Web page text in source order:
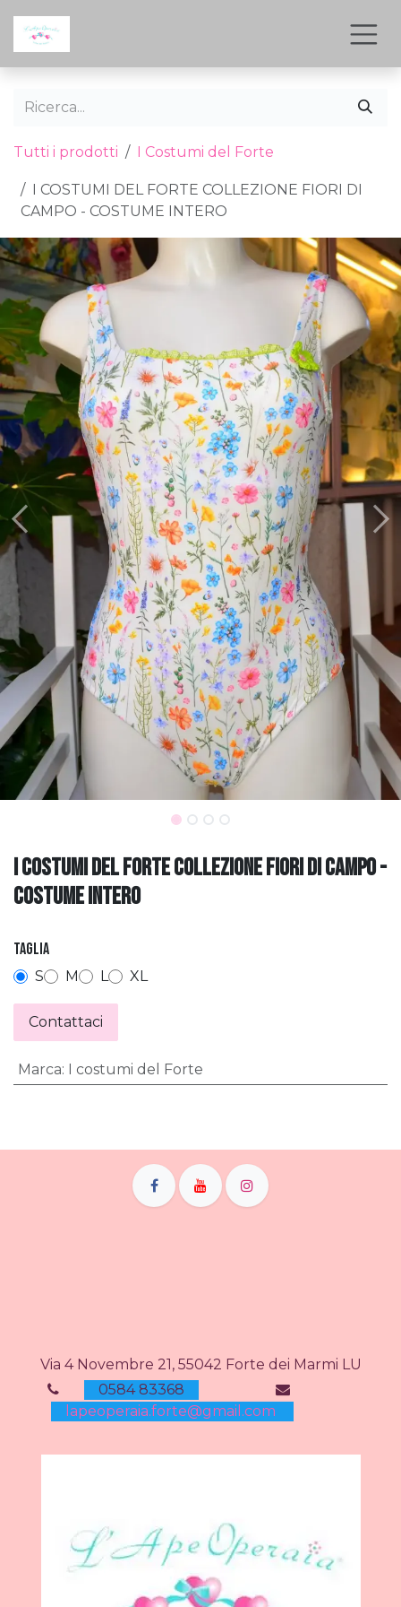
Tutti i prodotti I Costumi del Forte
I COSTUMI DEL FORTE COLLEZIONE FIORI DI
CAMPO - COSTUME INTERO
I COSTUMI DEL FORTE COLLEZIONE FIORI DI CAMPO -
COSTUME INTERO
Taglia
S M L XL
Contattaci
Marca: I costumi del Forte
Via 4 Novembre 21, 55042 Forte dei Marmi LU
0584 83368
lapeoperaia.forte@gmail.com